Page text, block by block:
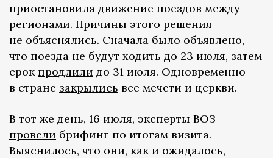
приостановила движение поездов между
регионами. Причины этого решения
не объяснялись. Сначала было объявлено,
что поезда не будут ходить до 23 июля, затем
срок продлили до 31 июля. Одновременно
в стране закрылись все мечети и церкви.
В тот же день, 16 июля, эксперты ВОЗ
провели брифинг по итогам визита.
Выяснилось, что они, как и ожидалось,